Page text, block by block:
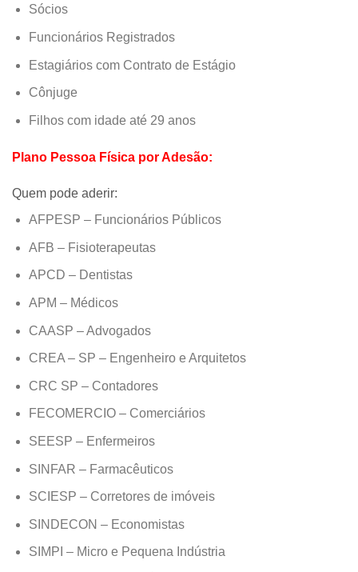
Sócios
Funcionários Registrados
Estagiários com Contrato de Estágio
Cônjuge
Filhos com idade até 29 anos
Plano Pessoa Física por Adesão:
Quem pode aderir:
AFPESP – Funcionários Públicos
AFB – Fisioterapeutas
APCD – Dentistas
APM – Médicos
CAASP – Advogados
CREA – SP – Engenheiro e Arquitetos
CRC SP – Contadores
FECOMERCIO – Comerciários
SEESP – Enfermeiros
SINFAR – Farmacêuticos
SCIESP – Corretores de imóveis
SINDECON – Economistas
SIMPI – Micro e Pequena Indústria